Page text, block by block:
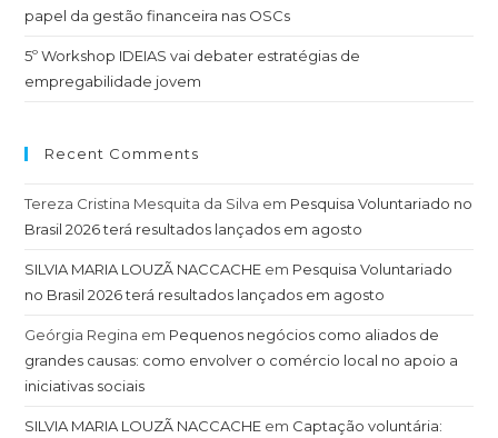
papel da gestão financeira nas OSCs
5º Workshop IDEIAS vai debater estratégias de
empregabilidade jovem
Recent Comments
Tereza Cristina Mesquita da Silva em Pesquisa Voluntariado no
Brasil 2026 terá resultados lançados em agosto
SILVIA MARIA LOUZÃ NACCACHE em Pesquisa Voluntariado
no Brasil 2026 terá resultados lançados em agosto
Geórgia Regina em Pequenos negócios como aliados de
grandes causas: como envolver o comércio local no apoio a
iniciativas sociais
SILVIA MARIA LOUZÃ NACCACHE em Captação voluntária: